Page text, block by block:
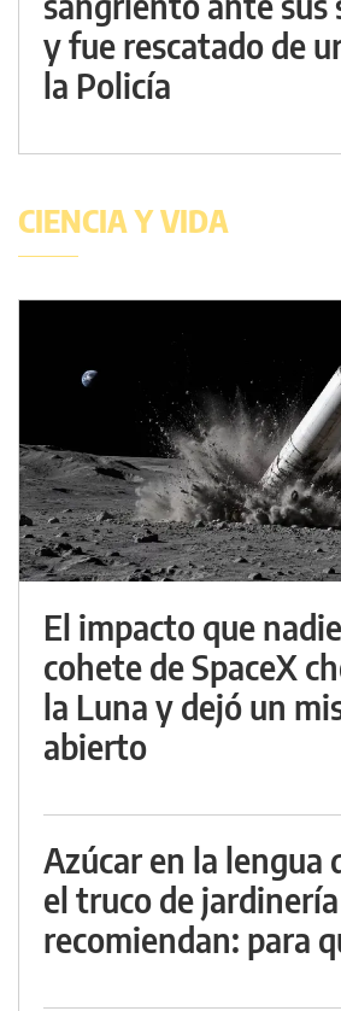
y fue rescatado de
la Policía
CIENCIA Y VIDA
El impacto que
cohete de SpaceX
la Luna y dejó un
abierto
Azúcar en la lengua
el truco de
recomiendan: para